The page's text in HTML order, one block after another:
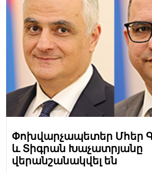
Փոխվարչապետեր Մհեր
և Տիգրան Խաչատրյանը
վերանշանակվել են